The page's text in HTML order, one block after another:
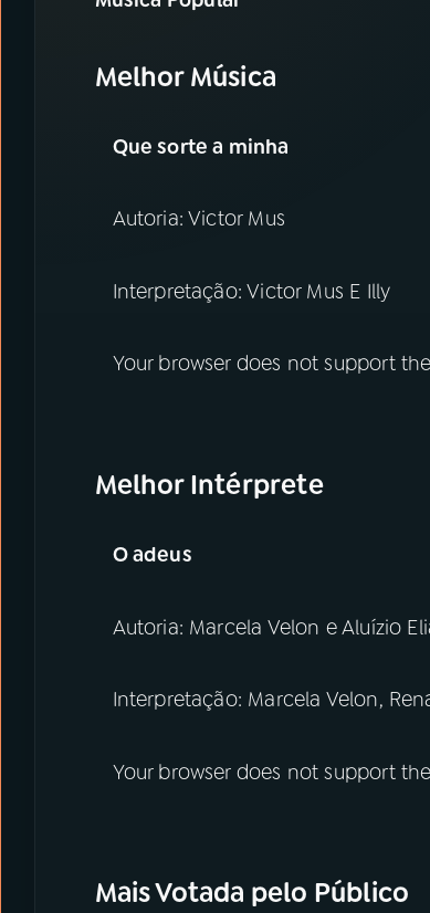
Melhor Música
Que sorte a minha
Autoria: Victor Mus
Interpretação: Victor Mus E Illy
Your browser does not support
Melhor Intérprete
O adeus
Autoria: Marcela Velon e Aluízio
Interpretação: Marcela Velon,
Your browser does not support
Mais Votada pelo Público